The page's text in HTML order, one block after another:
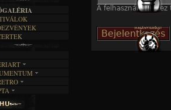
A felhasználónévhez
LYUK